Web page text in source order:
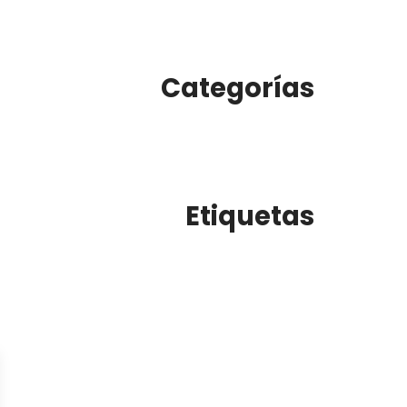
Categorías
Etiquetas